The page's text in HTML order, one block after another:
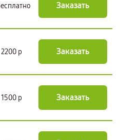
Заказать
2200 р Заказать
1500 р Заказать